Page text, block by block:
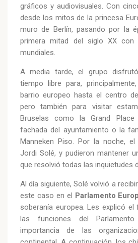
gráficos y audiovisuales. Con
desde los mitos de la princesa
muro de Berlín, pasando por la
primera mitad del siglo XX con
mundiales.
A media tarde, el grupo
tiempo libre para,
barrio europeo hasta el centro
pero también para visitar
Bruselas como la Grand
fachada del ayuntamiento o la
Manneken Piso. Por la noche,
Jordi Solé, y pudieron mantener
que resolvió todas las inquietudes
Al día siguiente, Solé volvió a
este caso en el
Parlamento
soberanía europea. Les explicó
las funciones del
importancia de las